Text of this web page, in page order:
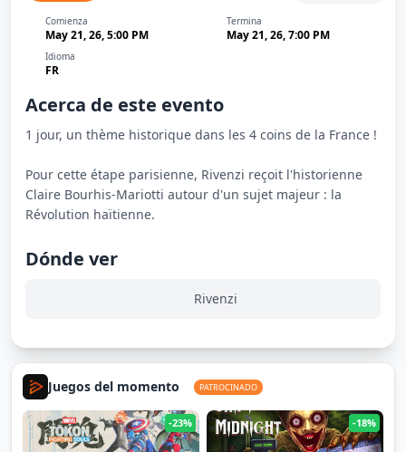
Comienza
May 21, 26, 5:00 PM
Termina
May 21, 26, 7:00 PM
Idioma
FR
Acerca de este evento
1 jour, un thème historique dans les 4 coins de la France !
Pour cette étape parisienne, Rivenzi reçoit l'historienne
Claire Bourhis-Mariotti autour d'un sujet majeur : la
Révolution haïtienne.
Dónde ver
Rivenzi
Juegos del momento PATROCINADO
-23% -18%